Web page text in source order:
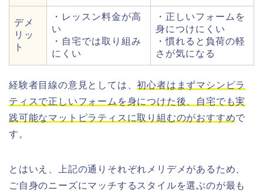
デメ
リッ
ト
・レッスン料金が高
い
・自宅では取り組み
にくい
・正しいフォームを
身につけにくい
・慣れると負荷の軽
さが気になる
経験者目線の意見としては、初心者はまずマシンピラ
ティスで正しいフォームを身につけた後、自宅でも実
践可能なマットピラティスに取り組むのがおすすめで
す。
とはいえ、上記の通りそれぞれメリデメがあるため、
ご自身のニーズにマッチするスタイルを選ぶのが最も